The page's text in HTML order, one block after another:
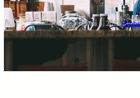
Aile Hayatı·Ara 5, 2012·